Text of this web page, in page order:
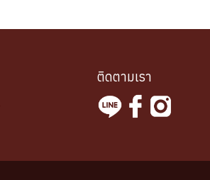
ติดตามเรา